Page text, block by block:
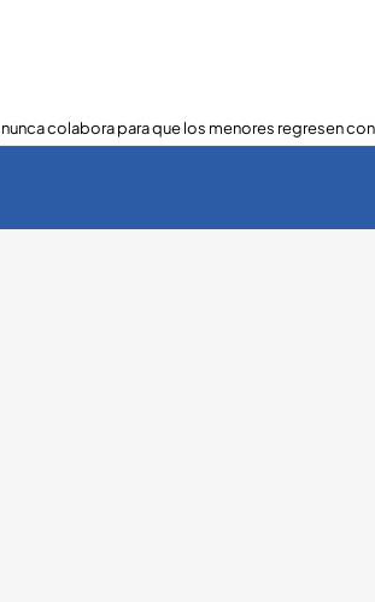
colabora para que los menores regresen